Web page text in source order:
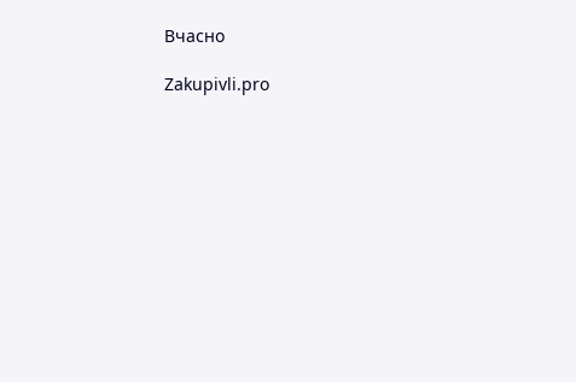
Вчасно
Zakupivli.pro